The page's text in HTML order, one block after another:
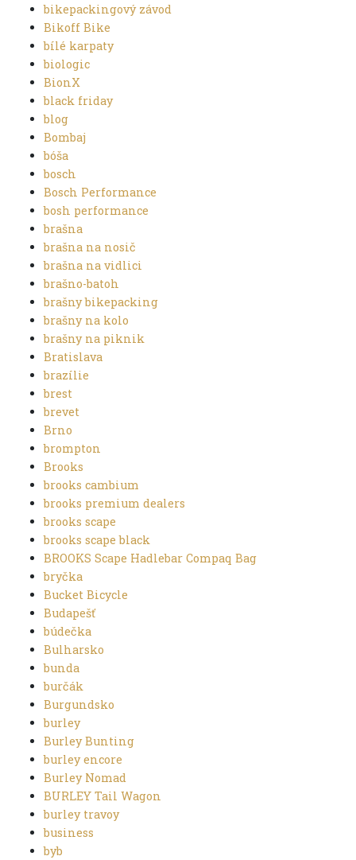
bikepackingový závod
Bikoff Bike
bílé karpaty
biologic
BionX
black friday
blog
Bombaj
bóša
bosch
Bosch Performance
bosh performance
brašna
brašna na nosič
brašna na vidlici
brašno-batoh
brašny bikepacking
brašny na kolo
brašny na piknik
Bratislava
brazílie
brest
brevet
Brno
brompton
Brooks
brooks cambium
brooks premium dealers
brooks scape
brooks scape black
BROOKS Scape Hadlebar Compaq Bag
bryčka
Bucket Bicycle
Budapešť
búdečka
Bulharsko
bunda
burčák
Burgundsko
burley
Burley Bunting
burley encore
Burley Nomad
BURLEY Tail Wagon
burley travoy
business
byb